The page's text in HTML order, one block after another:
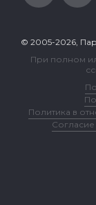
© 2005-2026,
При полном
Политика в